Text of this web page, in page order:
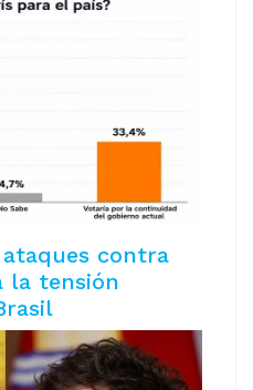
contra
la tensión